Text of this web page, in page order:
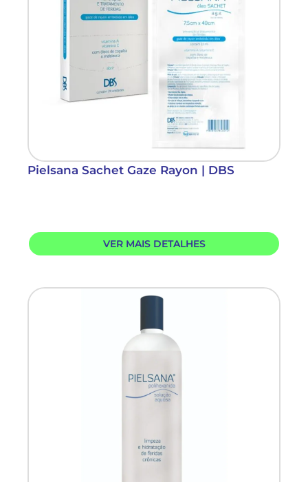
Pielsana Sachet Gaze Rayon | DBS
VER MAIS DETALHES